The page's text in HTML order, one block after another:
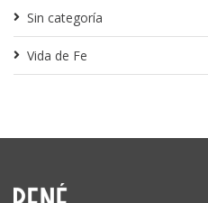
Sin categoría
Vida de Fe